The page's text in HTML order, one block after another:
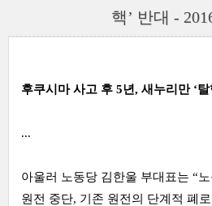
핵’ 반대 -
후쿠시마 사고 후 5년, 새누리만 ‘탈
...
아울러 노동당 김한울 부대표는 “
원전 중단, 기존 원전의 단계적 폐